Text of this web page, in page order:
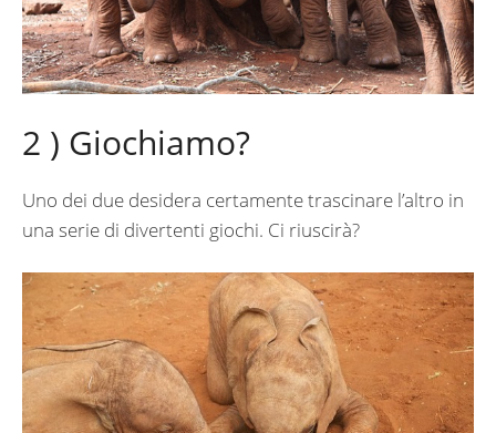
2 ) Giochiamo?
Uno dei due desidera certamente trascinare l’altro in
una serie di divertenti giochi. Ci riuscirà?